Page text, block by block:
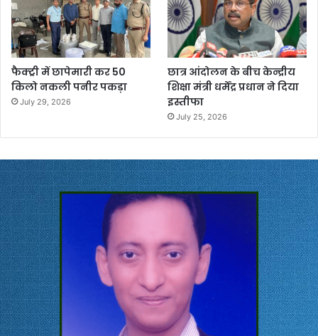
फैक्ट्री में छापेमारी कर 50
किलो नकली पनीर पकड़ा
July 29, 2026
छात्र आंदोलन के बीच केन्द्रीय
शिक्षा मंत्री धर्मेंद्र प्रधान ने दिया
इस्तीफा
July 25, 2026